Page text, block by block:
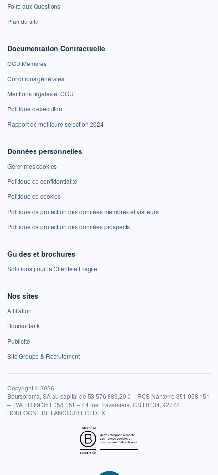
Foire aux Questions
Plan du site
Documentation Contractuelle
CGU Membres
Conditions générales
Mentions légales et CGU
Politique d'exécution
Rapport de meilleure sélection 2024
Données personnelles
Gérer mes cookies
Politique de confidentialité
Politique de cookies
Politique de protection des données membres et visiteurs
Politique de protection des données prospects
Guides et brochures
Solutions pour la Clientèle Fragile
Nos sites
Affiliation
BoursoBank
Publicité
Site Groupe & Recrutement
Copyright © 2026
Boursorama, SA au capital de 53 576 889,20 € – RCS Nanterre 351 058 151
– TVA FR 69 351 058 151 – 44 rue Traversière, CS 80134, 92772
BOULOGNE BILLANCOURT CEDEX